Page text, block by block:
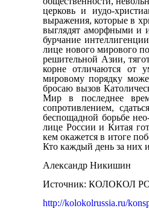
Александр Никишин
Источник: КОЛОКОЛ
http://kolokolrussia.ru/